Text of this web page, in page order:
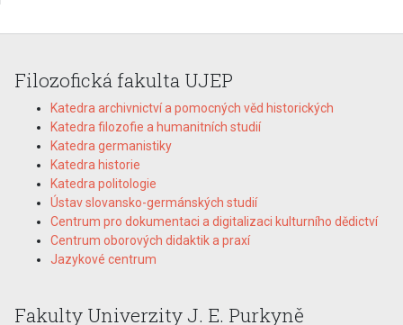
Filozofická fakulta UJEP
Katedra archivnictví a pomocných věd historických
Katedra filozofie a humanitních studií
Katedra germanistiky
Katedra historie
Katedra politologie
Ústav slovansko-germánských studií
Centrum pro dokumentaci a digitalizaci kulturního dědictví
Centrum oborových didaktik a praxí
Jazykové centrum
Fakulty Univerzity J. E. Purkyně